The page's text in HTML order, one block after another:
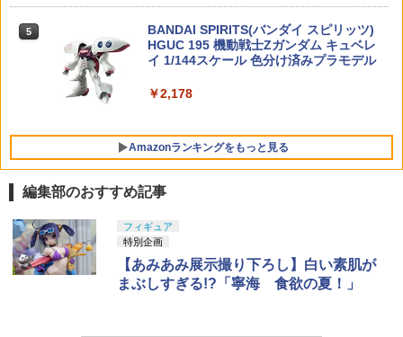
ATEA MXちゃん プラモデル 【1月予
約】
フィギュア キャラクター 模型 フィギュ
ア コレクション ホビー ギフト プレゼン
ト
￥7,660
5
Dリング2型（2個入り）［戦人 senjin サ
バゲー アウトドア パーツ DIY ハンドメ
イド］
￥440
ックス フィギュア ガチャガチャ コレク
ション 塗装済み コレクター・誕生日・
新年のギフトに最適 (一個入り)
5
TAMASHII NATIONS S.H.フィギュアー
ツ 攻殻機動隊 THE GHOST IN THE SHE
LL 草薙素子 約140mm PVC&ABS製 塗
装済み可動フィギュア
5
BANDAI SPIRITS(バンダイ スピリッツ)
HGUC 195 機動戦士Zガンダム キュベレ
イ 1/144スケール 色分け済みプラモデル
￥2,178
Amazonランキングをもっと見る
1
東京マルイ(TOKYO MARUI) No.25 コル
ト ガバメント HG 18歳以上エアーHOP
ハンドガン
￥3,384
1
タミヤ クラフトツールシリーズ No.123
先細薄刃ニッパー (ゲートカット用) プラ
モデル用工具 74123
￥2,636
編集部のおすすめ記事
フィギュア
特別企画
【あみあみ展示撮り下ろし】白い素肌が
まぶしすぎる!?「寧海 食欲の夏！」